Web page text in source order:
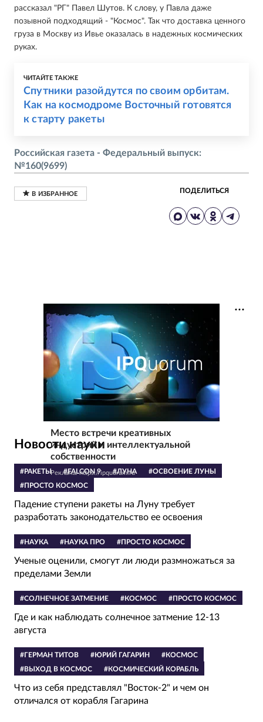
рассказал "РГ" Павел Шутов. К слову, у Павла даже
позывной подходящий - "Космос". Так что доставка ценного
груза в Москву из Ивье оказалась в надежных космических
руках.
ЧИТАЙТЕ ТАКЖЕ
Спутники разойдутся по своим орбитам.
Как на космодроме Восточный готовятся
к старту ракеты
Российская газета - Федеральный выпуск:
№160(9699)
ПОДЕЛИТЬСЯ
Место встречи креативных
индустрий и интеллектуальной
собственности
Реклама. https://ipquorum.ru
Новости науки
#РАКЕТЫ #FALCON 9 #ЛУНА
#ОСВОЕНИЕ ЛУНЫ
#ПРОСТО КОСМОС
Падение ступени ракеты на Луну требует
разработать законодательство ее освоения
#НАУКА #НАУКА ПРО #ПРОСТО КОСМОС
Ученые оценили, смогут ли люди размножаться за
пределами Земли
#СОЛНЕЧНОЕ ЗАТМЕНИЕ #КОСМОС #ПРОСТО КОСМОС
Где и как наблюдать солнечное затмение 12-13
августа
#ГЕРМАН ТИТОВ #ЮРИЙ ГАГАРИН
#КОСМОС
#ВЫХОД В КОСМОС
#КОСМИЧЕСКИЙ КОРАБЛЬ
Что из себя представлял "Восток-2" и чем он
отличался от корабля Гагарина